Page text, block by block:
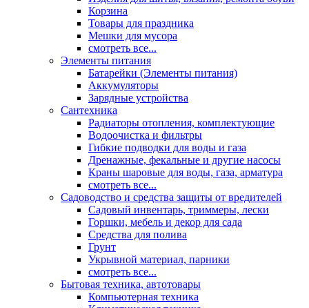
Корзина
Товары для праздника
Мешки для мусора
смотреть все...
Элементы питания
Батарейки (Элементы питания)
Аккумуляторы
Зарядные устройства
Сантехника
Радиаторы отопления, комплектующие
Водоочистка и фильтры
Гибкие подводки для воды и газа
Дренажные, фекальные и другие насосы
Краны шаровые для воды, газа, арматура
смотреть все...
Садоводство и средства защиты от вредителей
Садовый инвентарь, триммеры, лески
Горшки, мебель и декор для сада
Средства для полива
Грунт
Укрывной материал, парники
смотреть все...
Бытовая техника, автотовары
Компьютерная техника